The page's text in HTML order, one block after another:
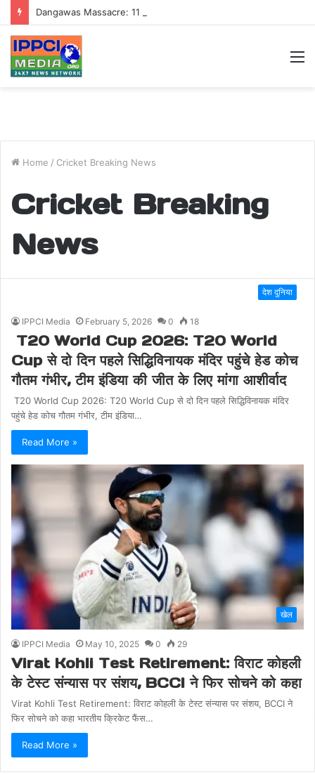
Home / Cricket Breaking News
Cricket Breaking
News
देश दुनिया
IPPCI Media February 5, 2026 0 18
T20 World Cup 2026: T20 World
Cup से दो दिन पहले सिद्धिविनायक मंदिर पहुंचे हेड कोच
गौतम गंभीर, टीम इंडिया की जीत के लिए मांगा आशीर्वाद
T20 World Cup 2026: T20 World Cup से दो दिन पहले सिद्धिविनायक मंदिर
पहुंचे हेड कोच गौतम गंभीर, टीम इंडिया…
Read More »
खेल
IPPCI Media May 10, 2025 0 29
Virat Kohli Test Retirement: विराट कोहली
के टेस्ट संन्यास पर संशय, BCCI ने फिर सोचने को कहा
Virat Kohli Test Retirement: विराट कोहली के टेस्ट संन्यास पर संशय, BCCI ने
फिर सोचने को कहा भारतीय क्रिकेट फैंस…
Read More »